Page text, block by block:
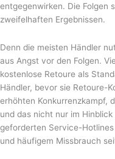
entgegenwirken. Die Folgen
zweifelhaften Ergebnissen.
Denn die meisten Händler
aus Angst vor den Folgen.
kostenlose Retoure als
Händler, bevor sie Retoure-
erhöhten Konkurrenzkampf,
und das nicht nur im
geforderten Service-
und häufigem Missbrauch